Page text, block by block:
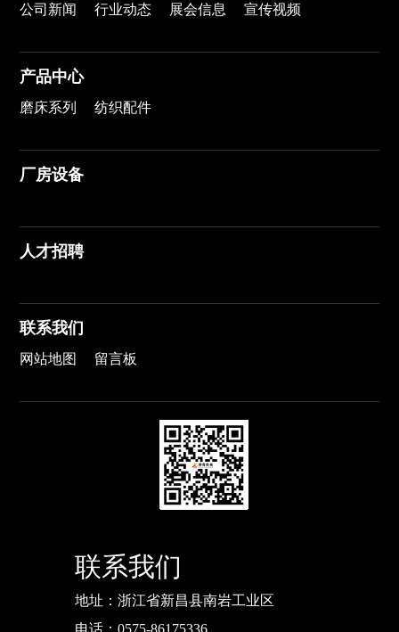
公司新闻 行业动态 展会信息 宣传视频
产品中心
磨床系列 纺织配件
厂房设备
人才招聘
联系我们
网站地图 留言板
联系我们
地址：浙江省新昌县南岩工业区
电话： 0575-86175336